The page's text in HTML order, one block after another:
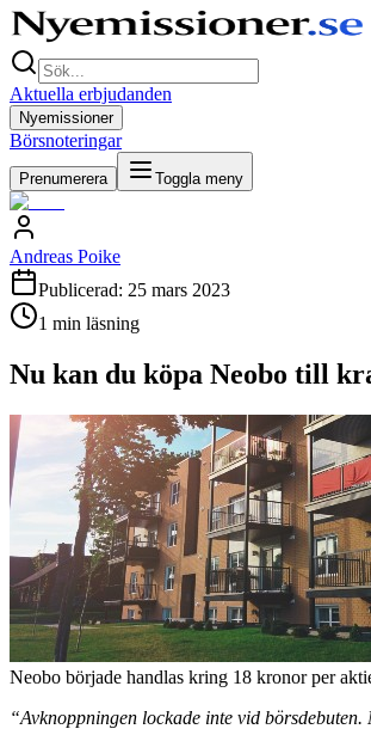
Aktuella erbjudanden
Nyemissioner
Börsnoteringar
Prenumerera Toggla meny
Andreas Poike
Publicerad: 25 mars 2023
1 min läsning
Nu kan du köpa Neobo till
Neobo började handlas kring 18 kronor per
“Avknoppningen lockade inte vid